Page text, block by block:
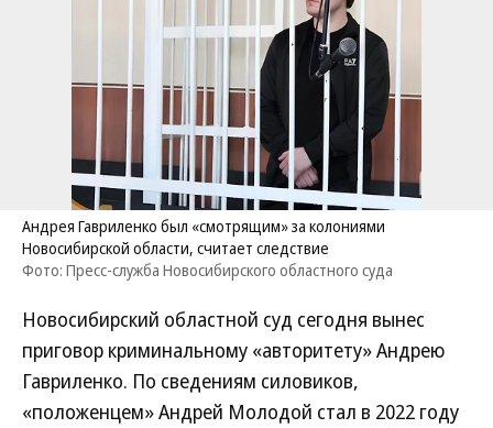
Андрея Гавриленко был «смотрящим» за колониями
Новосибирской области, считает следствие
Фото: Пресс-служба Новосибирского областного суда
Новосибирский областной суд сегодня вынес
приговор криминальному «авторитету» Андрею
Гавриленко. По сведениям силовиков,
«положенцем» Андрей Молодой стал в 2022 году